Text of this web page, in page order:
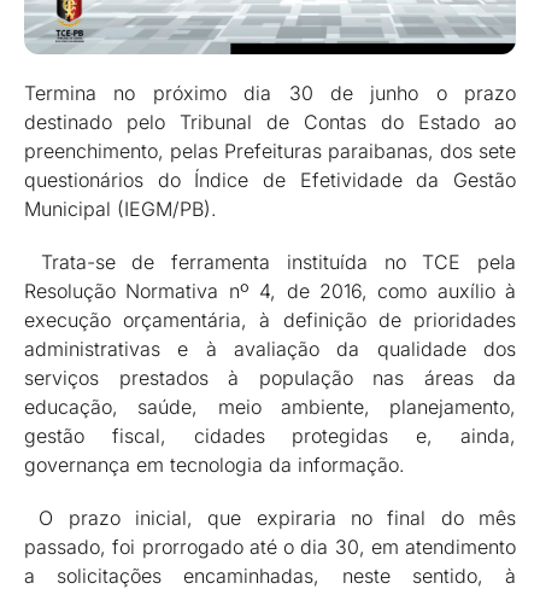
Termina no próximo dia 30 de junho o prazo
destinado pelo Tribunal de Contas do Estado ao
preenchimento, pelas Prefeituras paraibanas, dos sete
questionários do Índice de Efetividade da Gestão
Municipal (IEGM/PB).
Trata-se de ferramenta instituída no TCE pela
Resolução Normativa nº 4, de 2016, como auxílio à
execução orçamentária, à definição de prioridades
administrativas e à avaliação da qualidade dos
serviços prestados à população nas áreas da
educação, saúde, meio ambiente, planejamento,
gestão fiscal, cidades protegidas e, ainda,
governança em tecnologia da informação.
O prazo inicial, que expiraria no final do mês
passado, foi prorrogado até o dia 30, em atendimento
a solicitações encaminhadas, neste sentido, à